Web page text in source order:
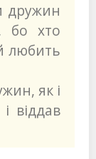
дружин
бо хто
любить
як і
віддав